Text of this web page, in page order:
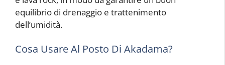
equilibrio di drenaggio e trattenimento
dell’umidità.
Cosa Usare Al Posto Di Akadama?